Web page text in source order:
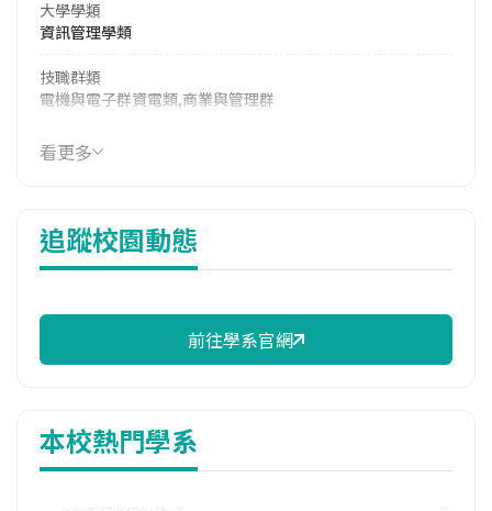
大學學類
資訊管理學類
技職群類
電機與電子群資電類,商業與管理群
114年學費
16,979 元/學期
10,866 元/學期
114年註冊率
113學年度上學期
113學年度下學期
1
看更多
追蹤校園動態
前往學系官網
本校熱門學系